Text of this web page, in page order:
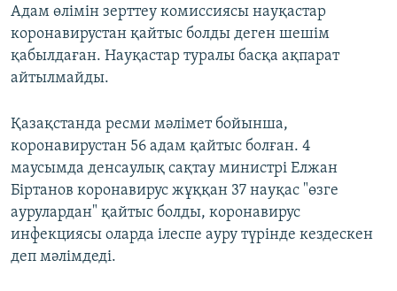
Адам өлімін зерттеу комиссиясы науқастар
коронавирустан қайтыс болды деген шешім
қабылдаған. Науқастар туралы басқа ақпарат
айтылмайды.
Қазақстанда ресми мәлімет бойынша,
коронавирустан 56 адам қайтыс болған. 4
маусымда денсаулық сақтау министрі Елжан
Біртанов коронавирус жұққан 37 науқас "өзге
аурулардан" қайтыс болды, коронавирус
инфекциясы оларда ілеспе ауру түрінде кездескен
деп мәлімдеді.